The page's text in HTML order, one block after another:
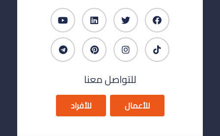
للتواصل معنا
للأعمال للأفراد